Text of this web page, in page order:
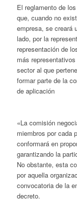
El reglamento de
que, cuando no
empresa, se creará
lado, por la
representación de
más
sector al que
formar parte de la
de aplicación
«La comisión
miembros por cada
conformará en
garantizando la
No obstante, esta
por aquella
convocatoria de la
decreto.